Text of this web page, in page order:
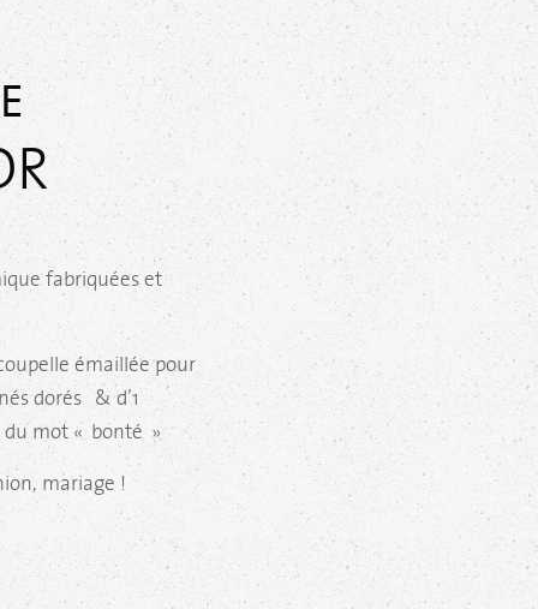
fabriquées et
émaillée pour
dorés & d’1
du mot « bonté »
mariage !